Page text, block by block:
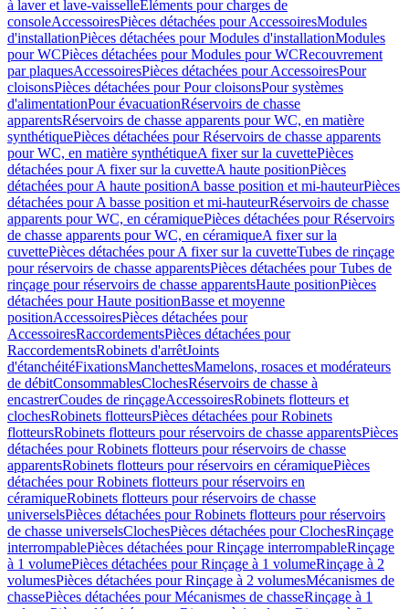
à laver et lave-vaisselleEléments pour charges de
consoleAccessoiresPièces détachées pour AccessoiresModules
d'installationPièces détachées pour Modules d'installationModules
pour WCPièces détachées pour Modules pour WCRecouvrement
par plaquesAccessoiresPièces détachées pour AccessoiresPour
cloisonsPièces détachées pour Pour cloisonsPour systèmes
d'alimentationPour évacuationRéservoirs de chasse
apparentsRéservoirs de chasse apparents pour WC, en matière
synthétiquePièces détachées pour Réservoirs de chasse apparents
pour WC, en matière synthétiqueA fixer sur la cuvettePièces
détachées pour A fixer sur la cuvetteA haute positionPièces
détachées pour A haute positionA basse position et mi-hauteurPièces
détachées pour A basse position et mi-hauteurRéservoirs de chasse
apparents pour WC, en céramiquePièces détachées pour Réservoirs
de chasse apparents pour WC, en céramiqueA fixer sur la
cuvettePièces détachées pour A fixer sur la cuvetteTubes de rinçage
pour réservoirs de chasse apparentsPièces détachées pour Tubes de
rinçage pour réservoirs de chasse apparentsHaute positionPièces
détachées pour Haute positionBasse et moyenne
positionAccessoiresPièces détachées pour
AccessoiresRaccordementsPièces détachées pour
RaccordementsRobinets d'arrêtJoints
d'étanchéitéFixationsManchettesMamelons, rosaces et modérateurs
de débitConsommablesClochesRéservoirs de chasse à
encastrerCoudes de rinçageAccessoiresRobinets flotteurs et
clochesRobinets flotteursPièces détachées pour Robinets
flotteursRobinets flotteurs pour réservoirs de chasse apparentsPièces
détachées pour Robinets flotteurs pour réservoirs de chasse
apparentsRobinets flotteurs pour réservoirs en céramiquePièces
détachées pour Robinets flotteurs pour réservoirs en
céramiqueRobinets flotteurs pour réservoirs de chasse
universelsPièces détachées pour Robinets flotteurs pour réservoirs
de chasse universelsClochesPièces détachées pour ClochesRinçage
interrompablePièces détachées pour Rinçage interrompableRinçage
à 1 volumePièces détachées pour Rinçage à 1 volumeRinçage à 2
volumesPièces détachées pour Rinçage à 2 volumesMécanismes de
chassePièces détachées pour Mécanismes de chasseRinçage à 1